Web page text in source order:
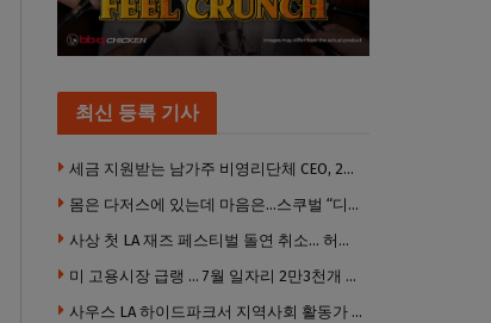
최신 등록 기사
세금 지원받는 남가주 비영리단체 CEO, 2년간 160만 달러 이상 받아… 미사용 휴가수당만 수십만 달러
몸은 다저스에 있는데 마음은…스쿠벌 “디트로이트로 돌아가고파”
사상 첫 LA 재즈 페스티벌 돌연 취소… 허가·행사 준비 문제로 일정 변경
미 고용시장 급랭 … 7월 일자리 2만3천개 감소 ‘예상 밖 쇼크’
사우스 LA 하이드파크서 지역사회 활동가 대낮 총격 사망… 용의자 도주